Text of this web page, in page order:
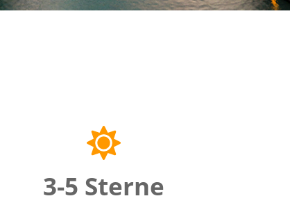
3-5 Sterne